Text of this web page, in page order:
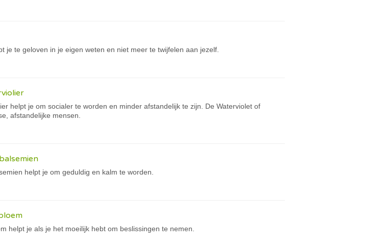
je te geloven in je eigen weten en niet meer te twijfelen aan jezelf.
helpt je om socialer te worden en minder afstandelijk te zijn. De Waterviolet of
afstandelijke mensen.
helpt je om geduldig en kalm te worden.
helpt je als je het moeilijk hebt om beslissingen te nemen.